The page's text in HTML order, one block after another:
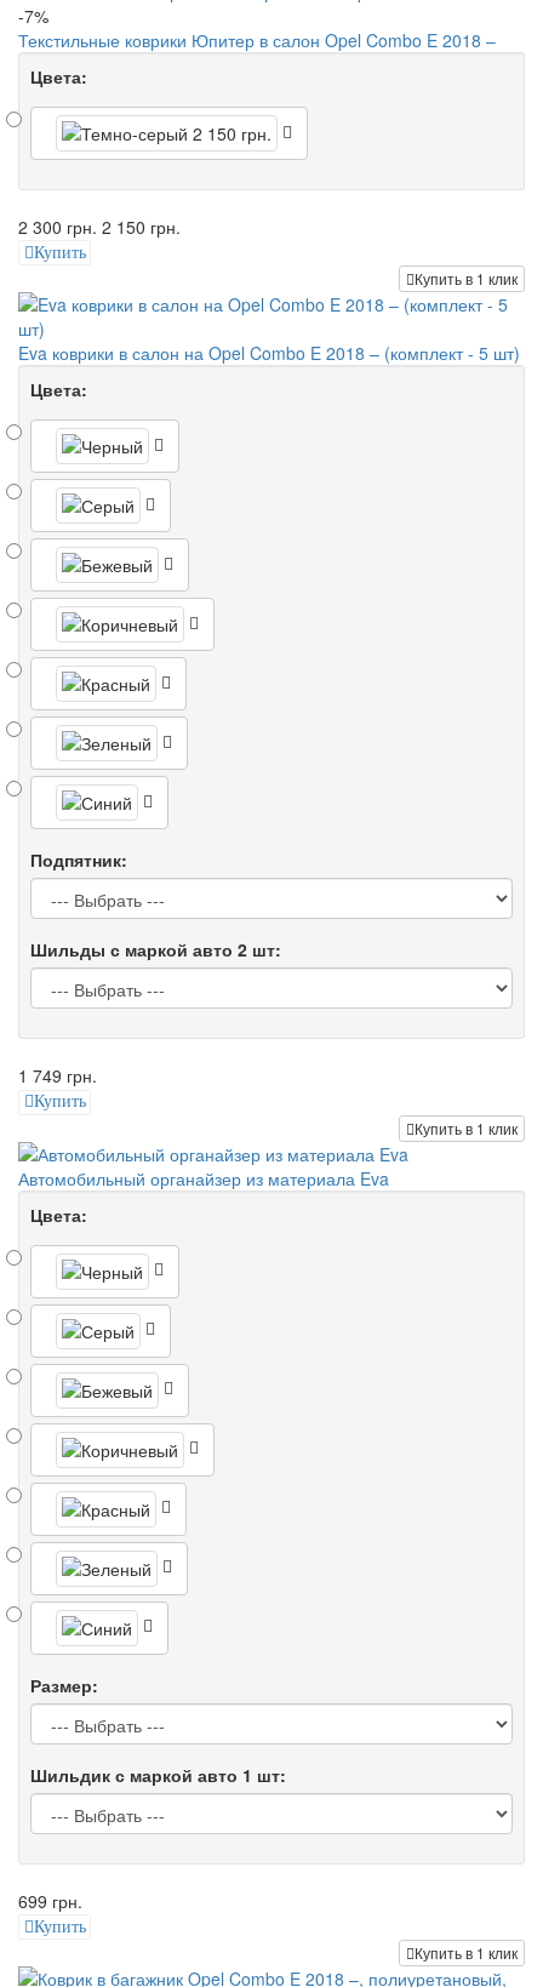
-7%
Текстильные коврики Юпитер в салон Opel Combo E 2018 –
Цвета:
2 300 грн. 2 150 грн.
Купить
Купить в 1 клик
Eva коврики в салон на Opel Combo E 2018 – (комплект - 5 шт)
Цвета:
Подпятник:
Шильды с маркой авто 2 шт:
1 749 грн.
Купить
Купить в 1 клик
Автомобильный органайзер из материала Eva
Цвета:
Размер:
Шильдик с маркой авто 1 шт:
699 грн.
Купить
Купить в 1 клик